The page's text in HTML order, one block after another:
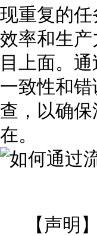
现重复的
效率和生
目上面。
一致性和
查，以确
在。
【声明